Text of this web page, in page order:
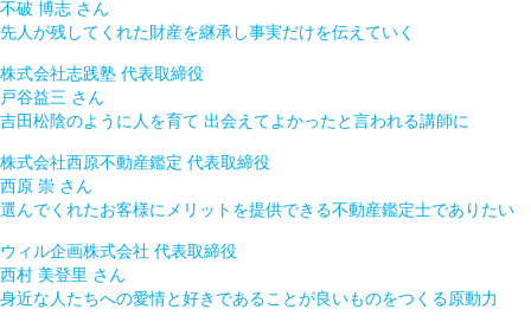
不破 博志 さん
先人が残してくれた財産を継承し事実だけを伝えていく
株式会社志践塾 代表取締役
戸谷益三 さん
吉田松陰のように人を育て 出会えてよかったと言われる講師に
株式会社西原不動産鑑定 代表取締役
西原 崇 さん
選んでくれたお客様にメリットを提供できる不動産鑑定士でありたい
ウィル企画株式会社 代表取締役
西村 美登里 さん
身近な人たちへの愛情と好きであることが良いものをつくる原動力